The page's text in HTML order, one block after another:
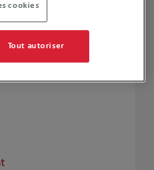
plus
cookies
Tout autoriser